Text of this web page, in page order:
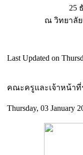
25
ณ วิทยาลั
Last Updated on
คณะครูและเจ้าหน้าที่
Thursday, 03 January